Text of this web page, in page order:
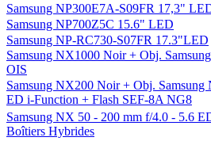
Samsung NP300E7A-S09FR 17,3"
Samsung NP700Z5C 15.6" LED
Samsung NP-RC730-S07FR 17.3"LED
Samsung NX1000 Noir + Obj.
OIS
Samsung NX200 Noir + Obj.
ED i-Function + Flash SEF-8A NG8
Samsung NX 50 - 200 mm f/4.0 - 5.6
Boîtiers Hybrides